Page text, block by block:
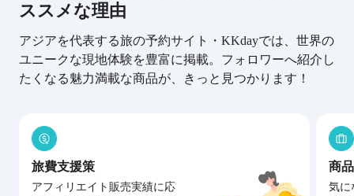
ススメな理由
アジアを代表する旅の予約サイト・KKdayでは、世界の
ユニークな現地体験を豊富に掲載。フォロワーへ紹介し
たくなる魅力満載な商品が、きっと見つかります！
旅費支援策
アフィリエイト販売実績に応
商
気に